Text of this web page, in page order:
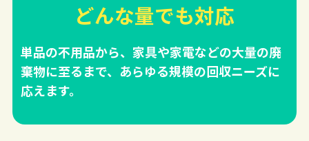
どんな量でも対応
単品の不用品から、家具や家電などの大量の廃
棄物に至るまで、あらゆる規模の回収ニーズに
応えます。